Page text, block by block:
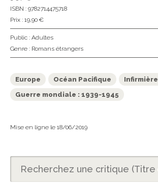
ISBN : 9782714475718
Prix : 19,90 €
Public : Adultes
Genre : Romans étrangers
Europe Océan Pacifique
Infirmière
Guerre mondiale : 1939-1945
Mise en ligne le 18/06/2019